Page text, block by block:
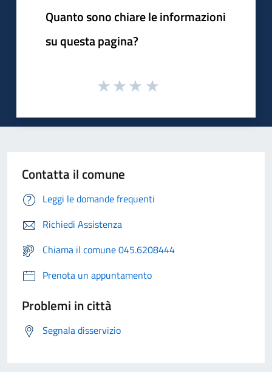
Quanto sono chiare le informazioni
su questa pagina?
Contatta il comune
Leggi le domande frequenti
Richiedi Assistenza
Chiama il comune 045.6208444
Prenota un appuntamento
Problemi in città
Segnala disservizio